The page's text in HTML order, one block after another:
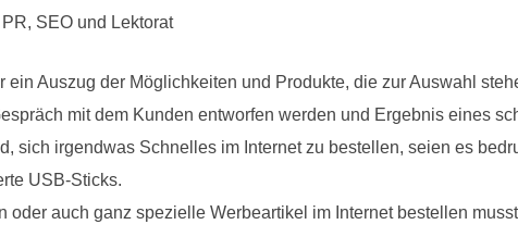
SEO und Lektorat
ein Auszug der Möglichkeiten und Produkte, die zur Auswahl
mit dem Kunden entworfen werden und Ergebnis eines
sich irgendwas Schnelles im Internet zu bestellen, seien es
USB-Sticks.
oder auch ganz spezielle Werbeartikel im Internet bestellen